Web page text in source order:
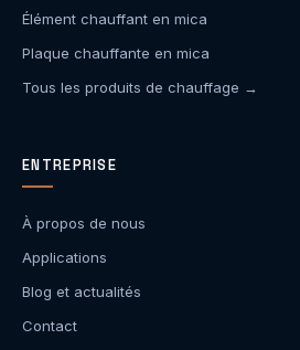
Élément chauffant en mica
Plaque chauffante en mica
Tous les produits de chauffage →
ENTREPRISE
À propos de nous
Applications
Blog et actualités
Contact